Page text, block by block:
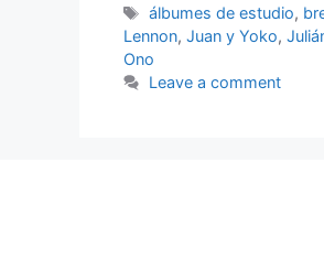
Tags
álbumes de estudio,
Lennon, Juan y Yoko,
Ono
Leave a comment